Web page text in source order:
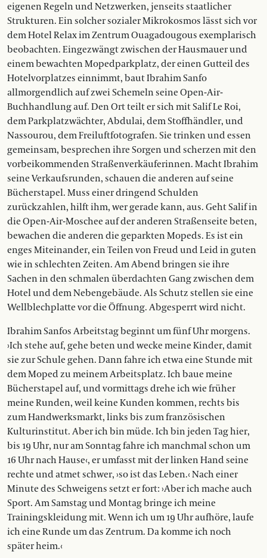
eigenen Regeln und Netzwerken, jenseits staatlicher
Strukturen. Ein solcher sozialer Mikrokosmos lässt sich vor
dem Hotel Relax im Zentrum Ouagadougous exemplarisch
beobachten. Eingezwängt zwischen der Hausmauer und
einem bewachten Mopedparkplatz, der einen Gutteil des
Hotelvorplatzes einnimmt, baut Ibrahim Sanfo
allmorgendlich auf zwei Schemeln seine Open-Air-
Buchhandlung auf. Den Ort teilt er sich mit Salif Le Roi,
dem Parkplatzwächter, Abdulai, dem Stoffhändler, und
Nassourou, dem Freiluftfotografen. Sie trinken und essen
gemeinsam, besprechen ihre Sorgen und scherzen mit den
vorbeikommenden Straßenverkäuferinnen. Macht Ibrahim
seine Verkaufsrunden, schauen die anderen auf seine
Bücherstapel. Muss einer dringend Schulden
zurückzahlen, hilft ihm, wer gerade kann, aus. Geht Salif in
die Open-Air-Moschee auf der anderen Straßenseite beten,
bewachen die anderen die geparkten Mopeds. Es ist ein
enges Miteinander, ein Teilen von Freud und Leid in guten
wie in schlechten Zeiten. Am Abend bringen sie ihre
Sachen in den schmalen überdachten Gang zwischen dem
Hotel und dem Nebengebäude. Als Schutz stellen sie eine
Wellblechplatte vor die Öffnung. Abgesperrt wird nicht.
Ibrahim Sanfos Arbeitstag beginnt um fünf Uhr morgens.
›Ich stehe auf, gehe beten und wecke meine Kinder, damit
sie zur Schule gehen. Dann fahre ich etwa eine Stunde mit
dem Moped zu meinem Arbeitsplatz. Ich baue meine
Bücherstapel auf, und vormittags drehe ich wie früher
meine Runden, weil keine Kunden kommen, rechts bis
zum Handwerksmarkt, links bis zum französischen
Kulturinstitut. Aber ich bin müde. Ich bin jeden Tag hier,
bis 19 Uhr, nur am Sonntag fahre ich manchmal schon um
16 Uhr nach Hause‹, er umfasst mit der linken Hand seine
rechte und atmet schwer, ›so ist das Leben.‹ Nach einer
Minute des Schweigens setzt er fort: ›Aber ich mache auch
Sport. Am Samstag und Montag bringe ich meine
Trainingskleidung mit. Wenn ich um 19 Uhr aufhöre, laufe
ich eine Runde um das Zentrum. Da komme ich noch
später heim.‹